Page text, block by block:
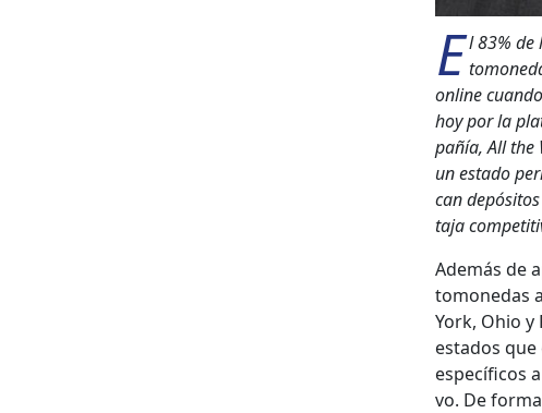
El 83% de
online
hoy por la
pañía, All the
un esta­do
can
ta­ja
Además de
tomonedas
York, Ohio
esta­dos
especí­fi­cos
vo. De